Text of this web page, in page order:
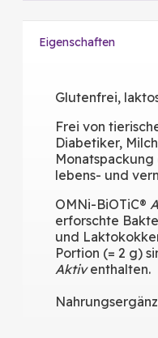
Eigenschaften
Glutenfrei,
Frei von
Diabetiker,
lebens- und
OMNi-BiOTiC®
erforschte
und
Portion (= 2 g)
Aktiventhalten.